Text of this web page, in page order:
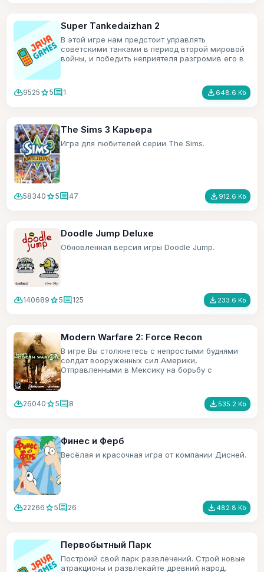
Super Tankedaizhan 2
В этой игре нам предстоит управлять
советскими танками в период второй мировой
войны, и победить неприятеля разгромив его в
cloud_download9525 star5comment1 file_download 648.6 Kb
The Sims 3 Карьера
Игра для любителей серии The Sims.
cloud_download58340 star5comment47 file_download 912.6 Kb
Doodle Jump Deluxe
Обновлённая версия игры Doodle Jump.
cloud_download140689 star5comment125 file_download 233.6 Kb
Modern Warfare 2: Force Recon
В игре Вы столкнетесь с непростыми буднями
солдат вооруженных сил Америки,
Отправленными в Мексику на борьбу с
cloud_download26040 star5comment8 file_download 535.2 Kb
Финес и Ферб
Весёлая и красочная игра от компании Дисней.
cloud_download22266 star5comment26 file_download 482.8 Kb
Первобытный Парк
Построий свой парк развлечений. Строй новые
атракционы и развлекайте древний народ.